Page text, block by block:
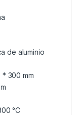
de aluminio
300 mm
°C